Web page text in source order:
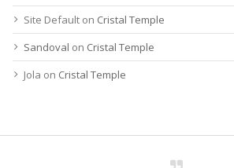
Site Default on Cristal Temple
Sandoval on Cristal Temple
Jola on Cristal Temple